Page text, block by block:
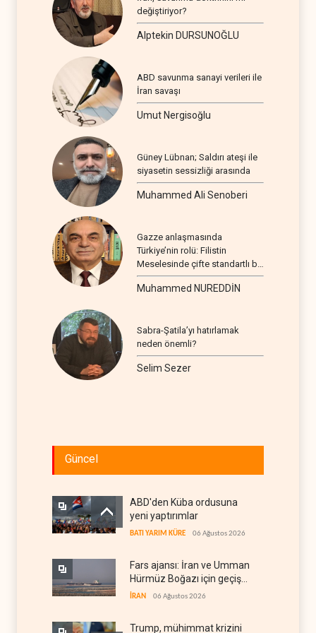
değiştiriyor?
Alptekin DURSUNOĞLU
ABD savunma sanayi verileri ile
İran savaşı
Umut Nergisoğlu
Güney Lübnan; Saldırı ateşi ile
siyasetin sessizliği arasında
Muhammed Ali Senoberi
Gazze anlaşmasında
Türkiye’nin rolü: Filistin
Meselesinde çifte standartlı bir
seyir
Muhammed NUREDDİN
Sabra-Şatila’yı hatırlamak
neden önemli?
Selim Sezer
Güncel
ABD'den Küba ordusuna
yeni yaptırımlar
BATI YARIM KÜRE 06 Ağustos 2026
Fars ajansı: İran ve Umman
Hürmüz Boğazı için geçiş
koridorlarında anlaştı
İRAN 06 Ağustos 2026
Trump, mühimmat krizini